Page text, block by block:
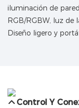
Diseño ligero y
Control Y